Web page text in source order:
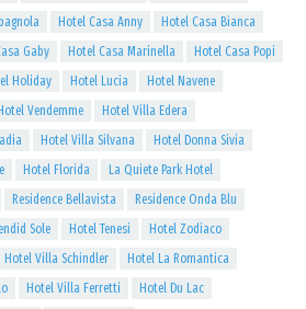
Hotel Casa Anny
Hotel Casa Bianca
Gaby Hotel Casa Marinella
Hotel Casa Popi
Holiday Hotel Lucia
Hotel Navene
Hotel Vendemme
Hotel Villa Edera
Hotel Villa Silvana
Hotel Donna Sivia
Hotel Florida
La Quiete Park Hotel
Residence Bellavista
Residence Onda Blu
Sole Hotel Tenesi
Hotel Zodiaco
Hotel Villa Schindler
Hotel La Romantica
Hotel Villa Ferretti
Hotel Du Lac